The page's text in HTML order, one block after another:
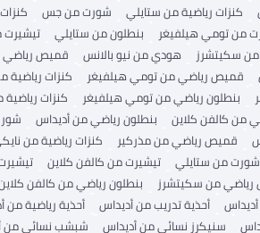
كنزات رياضية من ستايلي شورت من جس
من تومي هيلفيغر بنطلون من ستايلي
من سكيتشرز هودي من نيو بالانس قميص رياضي
قميص رياضي من تومي هيلفيغر كنزات
بنطلون رياضي من تومي هيلفيغر كنزات
من كالفن كلاين بنطلون رياضي من أديداس
قميص رياضي من مذركير كنزات رياضية من
شورت من ستايلي تيشيرت من كالفن كلاين
من سكيتشرز بنطلون رياضي من كالفن
أحذية تدريب من أديداس أحذية رياضية من
سنيكرز نسائي من أديداس شبشب نسائي من